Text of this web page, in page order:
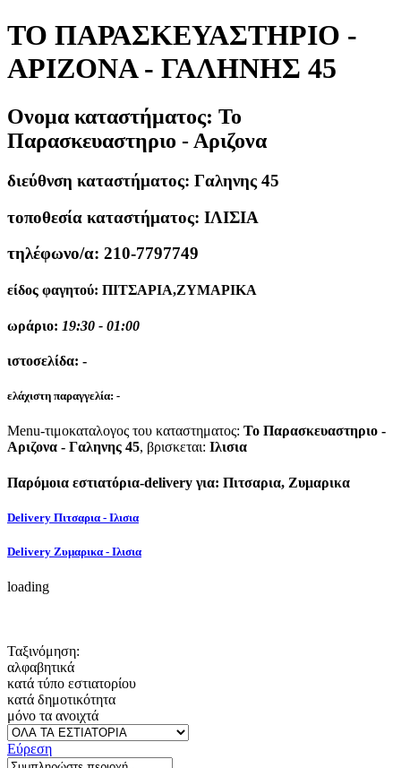
ΤΟ ΠΑΡΑΣΚΕΥΑΣΤΗΡΙΟ -
ΑΡΙΖΟΝΑ - ΓΑΛΗΝΗΣ 45
Ονομα καταστήματος: Το
Παρασκευαστηριο - Αριζονα
διεύθνση καταστήματος: Γαληνης 45
τοποθεσία καταστήματος: ΙΛΙΣΙΑ
τηλέφωνο/α: 210-7797749
είδος φαγητού: ΠΙΤΣΑΡΙΑ,ΖΥΜΑΡΙΚΑ
ωράριο: 19:30 - 01:00
ιστοσελίδα: -
ελάχιστη παραγγελία: -
Menu-τιμοκαταλογος του καταστηματος: Το Παρασκευαστηριο -
Αριζονα - Γαληνης 45, βρισκεται: Ιλισια
Παρόμοια εστιατόρια-delivery για: Πιτσαρια, Ζυμαρικα
Delivery Πιτσαρια - Ιλισια
Delivery Ζυμαρικα - Ιλισια
loading
Ταξινόμηση:
αλφαβητικά
κατά τύπο εστιατορίου
κατά δημοτικότητα
μόνο τα ανοιχτά
Εύρεση